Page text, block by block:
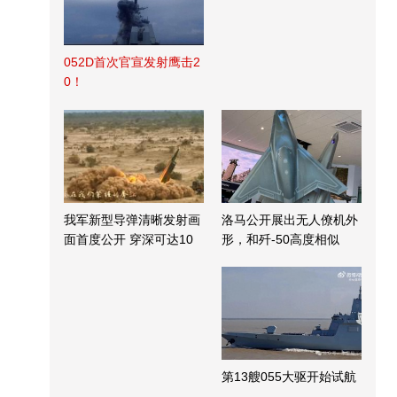
052D首次官宣发射鹰击2
0！
我军新型导弹清晰发射画
面首度公开 穿深可达10
洛马公开展出无人僚机外
形，和歼-50高度相似
第13艘055大驱开始试航